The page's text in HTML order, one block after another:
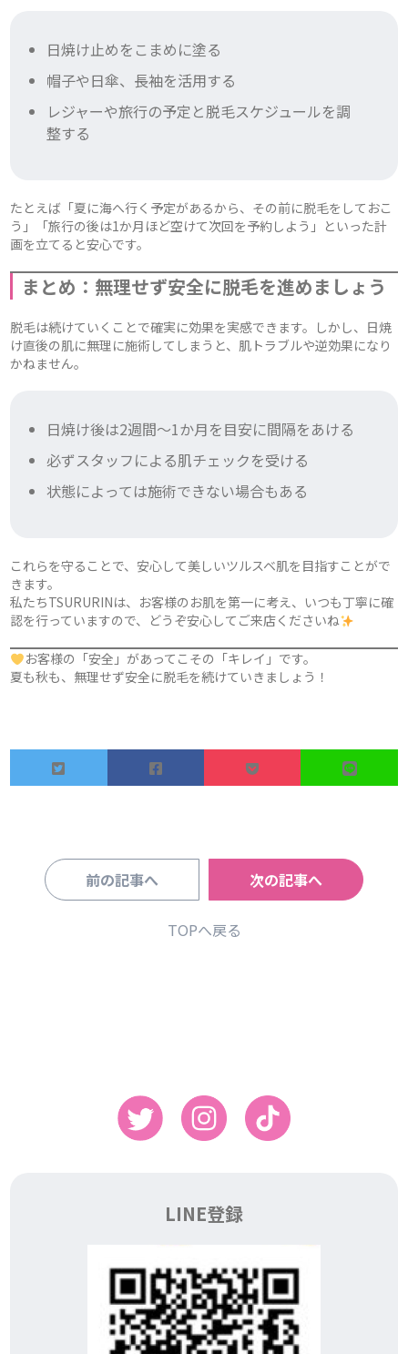
日焼け止めをこまめに塗る
帽子や日傘、長袖を活用する
レジャーや旅行の予定と脱毛スケジュールを調
整する
たとえば「夏に海へ行く予定があるから、その前に脱毛をしておこ
う」「旅行の後は1か月ほど空けて次回を予約しよう」といった計
画を立てると安心です。
まとめ：無理せず安全に脱毛を進めましょう
脱毛は続けていくことで確実に効果を実感できます。しかし、日焼
け直後の肌に無理に施術してしまうと、肌トラブルや逆効果になり
かねません。
日焼け後は2週間〜1か月を目安に間隔をあける
必ずスタッフによる肌チェックを受ける
状態によっては施術できない場合もある
これらを守ることで、安心して美しいツルスベ肌を目指すことがで
きます。
私たちTSURURINは、お客様のお肌を第一に考え、いつも丁寧に確
認を行っていますので、どうぞ安心してご来店くださいね
お客様の「安全」があってこその「キレイ」です。
夏も秋も、無理せず安全に脱毛を続けていきましょう！
前の記事へ 次の記事へ
TOPへ戻る
LINE登録